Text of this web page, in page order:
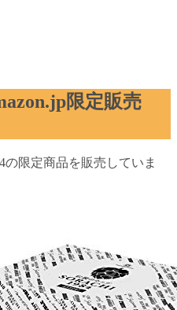
限定販売
の限定商品を販売していま